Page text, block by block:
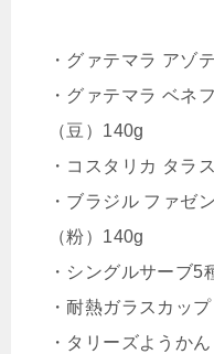
・グァテマラ アゾ
・グァテマラ ベネ
（豆）140g
・コスタリカ タラ
・ブラジル ファゼ
（粉）140g
・シングルサーブ5
・耐熱ガラスカッ
・タリーズようか